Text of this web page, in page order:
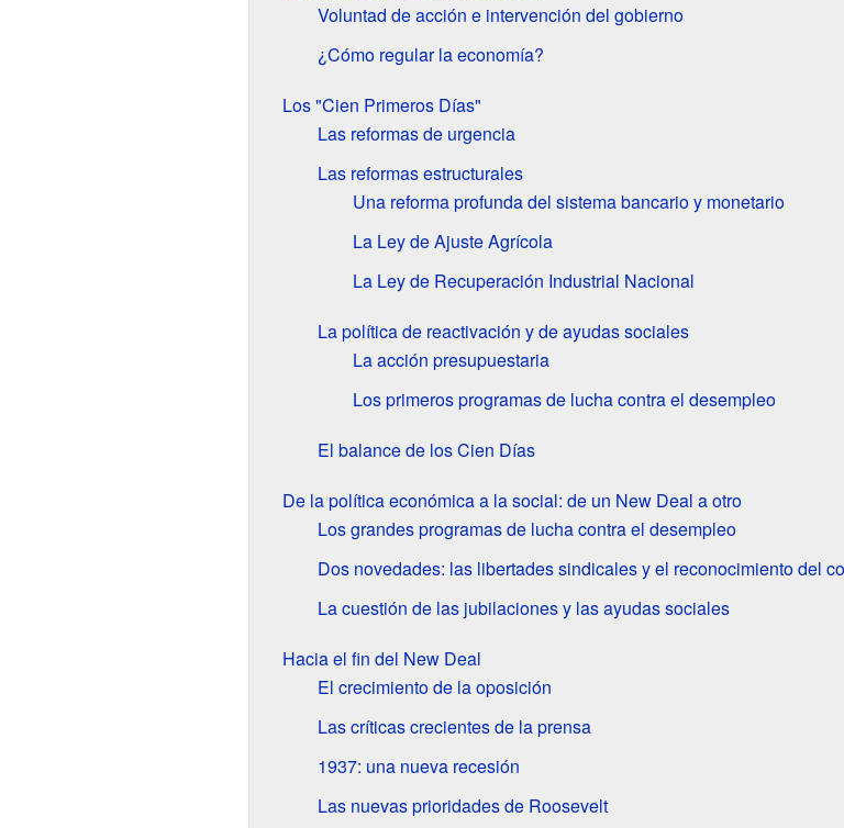
Voluntad de acción e intervención del gobierno
¿Cómo regular la economía?
Los "Cien Primeros Días"
Las reformas de urgencia
Las reformas estructurales
Una reforma profunda del sistema bancario y monetario
La Ley de Ajuste Agrícola
La Ley de Recuperación Industrial Nacional
La política de reactivación y de ayudas sociales
La acción presupuestaria
Los primeros programas de lucha contra el desempleo
El balance de los Cien Días
De la política económica a la social: de un New Deal a otro
Los grandes programas de lucha contra el desempleo
Dos novedades: las libertades sindicales y el reconocimiento del
La cuestión de las jubilaciones y las ayudas sociales
Hacia el fin del New Deal
El crecimiento de la oposición
Las críticas crecientes de la prensa
1937: una nueva recesión
Las nuevas prioridades de Roosevelt